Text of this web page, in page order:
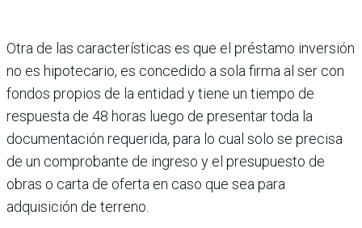
Otra de las características es que el préstamo inversión
no es hipotecario, es concedido a sola firma al ser con
fondos propios de la entidad y tiene un tiempo de
respuesta de 48 horas luego de presentar toda la
documentación requerida, para lo cual solo se precisa
de un comprobante de ingreso y el presupuesto de
obras o carta de oferta en caso que sea para
adquisición de terreno.